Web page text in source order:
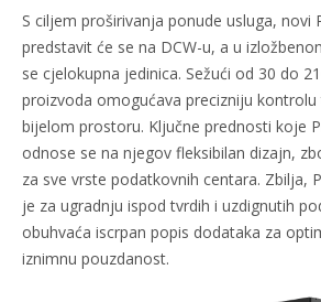
S ciljem proširivanja ponude usluga, novi
predstavit će se na DCW-u, a u
se cjelokupna jedinica. Sežući od 30 do
proizvoda omogućava precizniju
bijelom prostoru. Ključne prednosti koje
odnose se na njegov fleksibilan dizajn,
za sve vrste podatkovnih centara. Zbilja,
je za ugradnju ispod tvrdih i uzdignutih
obuhvaća iscrpan popis dodataka za
iznimnu pouzdanost.